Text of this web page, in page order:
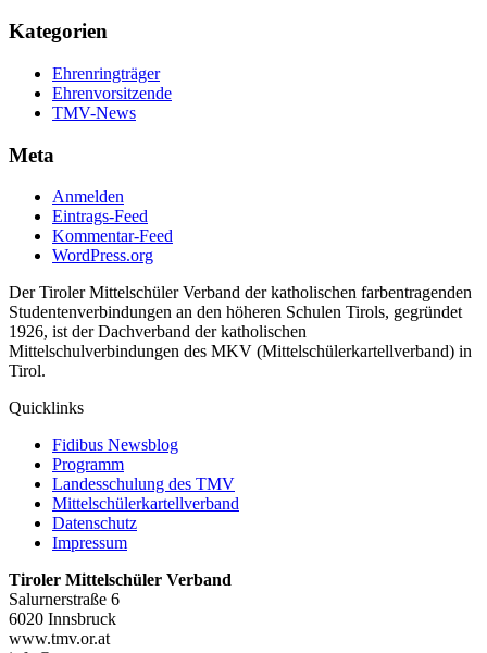
Kategorien
Ehrenringträger
Ehrenvorsitzende
TMV-News
Meta
Anmelden
Eintrags-Feed
Kommentar-Feed
WordPress.org
Der Tiroler Mittelschüler Verband der katholischen farbentragenden
Studentenverbindungen an den höheren Schulen Tirols, gegründet
1926, ist der Dachverband der katholischen
Mittelschulverbindungen des MKV (Mittelschülerkartellverband) in
Tirol.
Quicklinks
Fidibus Newsblog
Programm
Landesschulung des TMV
Mittelschülerkartellverband
Datenschutz
Impressum
Tiroler Mittelschüler Verband
Salurnerstraße 6
6020 Innsbruck
www.tmv.or.at